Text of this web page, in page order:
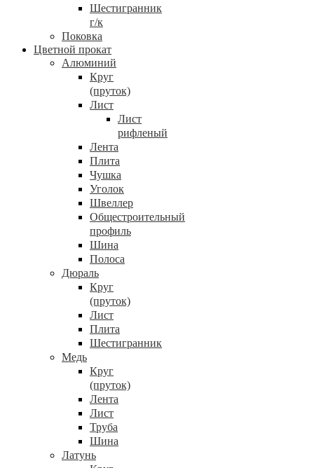
Шестигранник
г/к
Поковка
Цветной прокат
Алюминий
Круг
(пруток)
Лист
Лист
рифленый
Лента
Плита
Чушка
Уголок
Швеллер
Общестроительный
профиль
Шина
Полоса
Дюраль
Круг
(пруток)
Лист
Плита
Шестигранник
Медь
Круг
(пруток)
Лента
Лист
Труба
Шина
Латунь